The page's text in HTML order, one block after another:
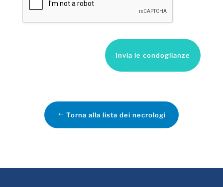
Invia le condoglianze
Torna alla lista dei necrologi